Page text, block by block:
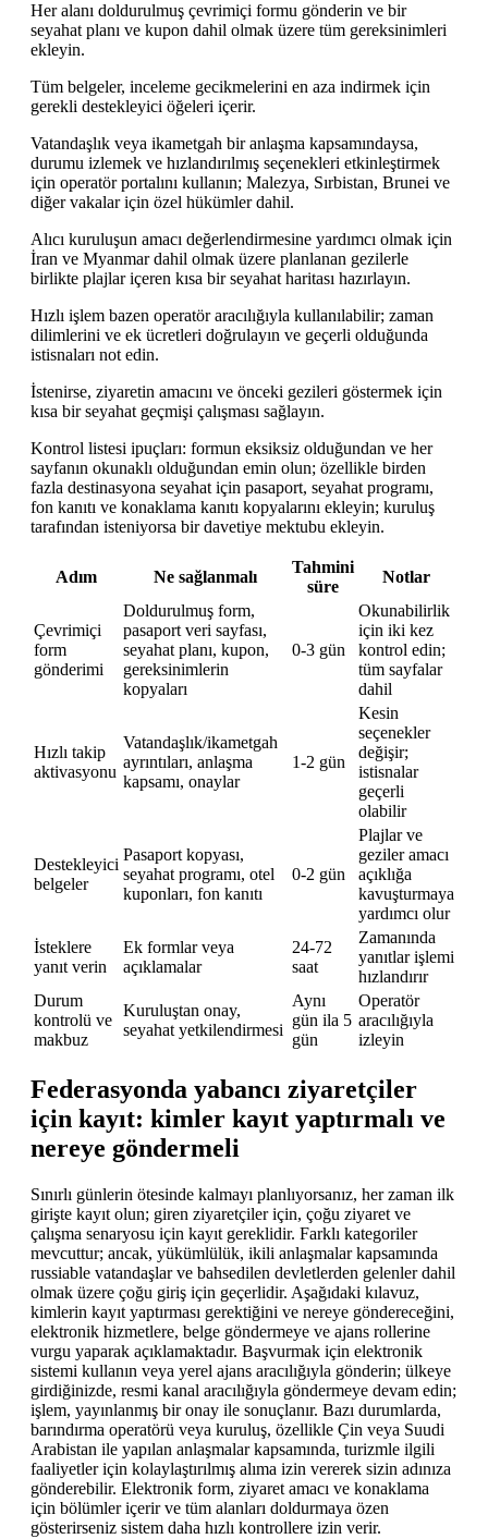
Her alanı doldurulmuş çevrimiçi formu gönderin ve bir
seyahat planı ve kupon dahil olmak üzere tüm gereksinimleri
ekleyin.
Tüm belgeler, inceleme gecikmelerini en aza indirmek için
gerekli destekleyici öğeleri içerir.
Vatandaşlık veya ikametgah bir anlaşma kapsamındaysa,
durumu izlemek ve hızlandırılmış seçenekleri etkinleştirmek
için operatör portalını kullanın; Malezya, Sırbistan, Brunei ve
diğer vakalar için özel hükümler dahil.
Alıcı kuruluşun amacı değerlendirmesine yardımcı olmak için
İran ve Myanmar dahil olmak üzere planlanan gezilerle
birlikte plajlar içeren kısa bir seyahat haritası hazırlayın.
Hızlı işlem bazen operatör aracılığıyla kullanılabilir; zaman
dilimlerini ve ek ücretleri doğrulayın ve geçerli olduğunda
istisnaları not edin.
İstenirse, ziyaretin amacını ve önceki gezileri göstermek için
kısa bir seyahat geçmişi çalışması sağlayın.
Kontrol listesi ipuçları: formun eksiksiz olduğundan ve her
sayfanın okunaklı olduğundan emin olun; özellikle birden
fazla destinasyona seyahat için pasaport, seyahat programı,
fon kanıtı ve konaklama kanıtı kopyalarını ekleyin; kuruluş
tarafından isteniyorsa bir davetiye mektubu ekleyin.
Adım Ne sağlanmalı
Tahmini
süre
Notlar
Çevrimiçi
form
gönderimi
Doldurulmuş form,
pasaport veri sayfası,
seyahat planı, kupon,
gereksinimlerin
kopyaları
0-3 gün
Okunabilirlik
için iki kez
kontrol edin;
tüm sayfalar
dahil
Hızlı takip
aktivasyonu
Vatandaşlık/ikametgah
ayrıntıları, anlaşma
kapsamı, onaylar
1-2 gün
Kesin
seçenekler
değişir;
istisnalar
geçerli
olabilir
Destekleyici
belgeler
Pasaport kopyası,
seyahat programı, otel
kuponları, fon kanıtı
0-2 gün
Plajlar ve
geziler amacı
açıklığa
kavuşturmaya
yardımcı olur
İsteklere
yanıt verin
Ek formlar veya
açıklamalar
24-72
saat
Zamanında
yanıtlar işlemi
hızlandırır
Durum
kontrolü ve
makbuz
Kuruluştan onay,
seyahat yetkilendirmesi
Aynı
gün ila 5
gün
Operatör
aracılığıyla
izleyin
Federasyonda yabancı ziyaretçiler
için kayıt: kimler kayıt yaptırmalı ve
nereye göndermeli
Sınırlı günlerin ötesinde kalmayı planlıyorsanız, her zaman ilk
girişte kayıt olun; giren ziyaretçiler için, çoğu ziyaret ve
çalışma senaryosu için kayıt gereklidir. Farklı kategoriler
mevcuttur; ancak, yükümlülük, ikili anlaşmalar kapsamında
russiable vatandaşlar ve bahsedilen devletlerden gelenler dahil
olmak üzere çoğu giriş için geçerlidir. Aşağıdaki kılavuz,
kimlerin kayıt yaptırması gerektiğini ve nereye göndereceğini,
elektronik hizmetlere, belge göndermeye ve ajans rollerine
vurgu yaparak açıklamaktadır. Başvurmak için elektronik
sistemi kullanın veya yerel ajans aracılığıyla gönderin; ülkeye
girdiğinizde, resmi kanal aracılığıyla göndermeye devam edin;
işlem, yayınlanmış bir onay ile sonuçlanır. Bazı durumlarda,
barındırma operatörü veya kuruluş, özellikle Çin veya Suudi
Arabistan ile yapılan anlaşmalar kapsamında, turizmle ilgili
faaliyetler için kolaylaştırılmış alıma izin vererek sizin adınıza
gönderebilir. Elektronik form, ziyaret amacı ve konaklama
için bölümler içerir ve tüm alanları doldurmaya özen
gösterirseniz sistem daha hızlı kontrollere izin verir.